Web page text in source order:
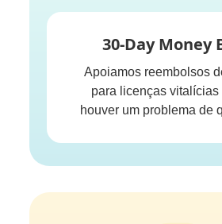
30-Day Money
Apoiamos reembolsos
para licenças vitalícias
houver um problema de